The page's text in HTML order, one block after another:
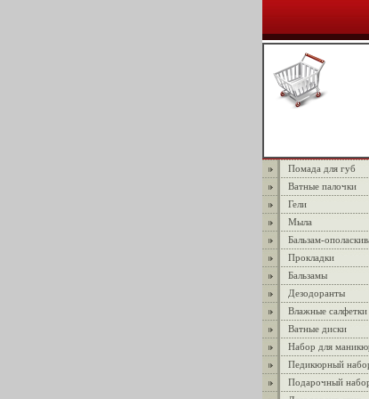
Помада для губ
Ватные палочки
Гели
Мыла
Бальзам-
Прокладки
Бальзамы
Дезодоранты
Влажные салфетки
Ватные диски
Набор для
Педикюрный
Подарочный